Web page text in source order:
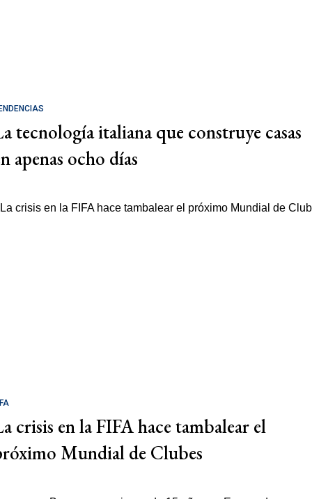
tecnología italiana que construye casas
apenas ocho días
crisis en la FIFA hace tambalear el
Mundial de Clubes